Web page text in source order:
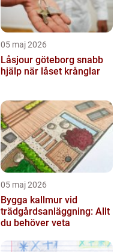
05 maj 2026
Låsjour göteborg snabb
hjälp när låset krånglar
05 maj 2026
Bygga kallmur vid
trädgårdsanläggning: Allt
du behöver veta